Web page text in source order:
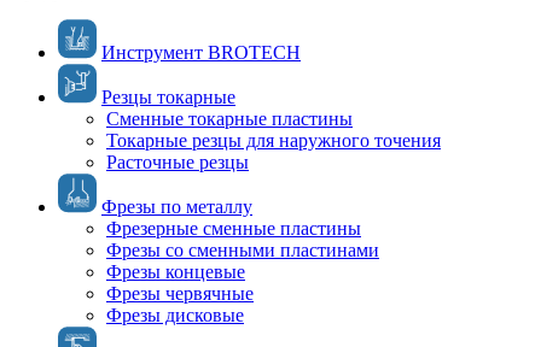
Инструмент BROTECH
Резцы токарные
Сменные токарные пластины
Токарные резцы для наружного точения
Расточные резцы
Фрезы по металлу
Фрезерные сменные пластины
Фрезы со сменными пластинами
Фрезы концевые
Фрезы червячные
Фрезы дисковые